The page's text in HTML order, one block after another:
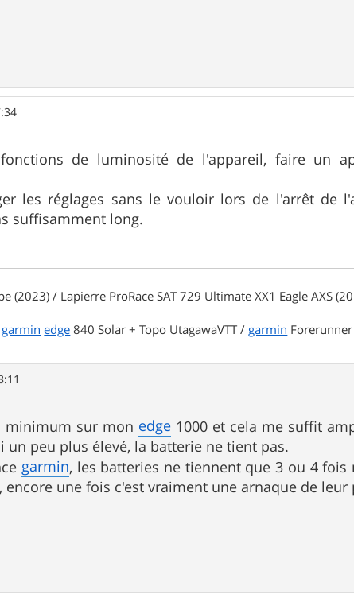
de luminosité de l'appareil, faire un
les réglages sans le vouloir lors de l'arrêt de
suffisamment long.
(2023) / Lapierre ProRace SAT 729 Ultimate XX1 Eagle AXS
garmin edge 840 Solar + Topo UtagawaVTT / garmin
minimum sur mon edge 1000 et cela me suffit
un peu plus élevé, la batterie ne tient pas.
garmin, les batteries ne tiennent que 3 ou 4
encore une fois c'est vraiment une arnaque de leur